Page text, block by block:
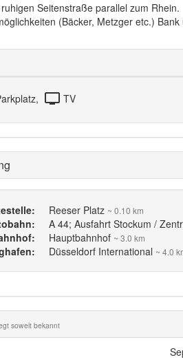
Seitenstraße parallel zum Rhein.
(Bäcker, Metzger etc.)
tv TV
Reeser Platz ~ 0.10 km
A 44; Ausfahrt Stockum /
Hauptbahnhof ~ 3.0 km
Düsseldorf International ~ 4.0
soweit bekannt